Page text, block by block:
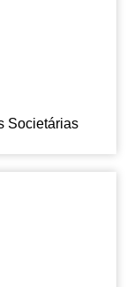
Societárias